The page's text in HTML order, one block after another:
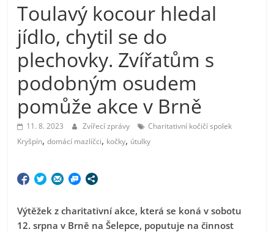
Toulavý kocour hledal
jídlo, chytil se do
plechovky. Zvířatům s
podobným osudem
pomůže akce v Brně
11. 8. 2023 Zvířecí zprávy
Charitativní kočičí spolek
Kryšpín,domácí mazlíčci, kočky, útulky
Výtěžek z charitativní akce, která se koná v sobotu
12. srpna v Brně na Šelepce, poputuje na činnost